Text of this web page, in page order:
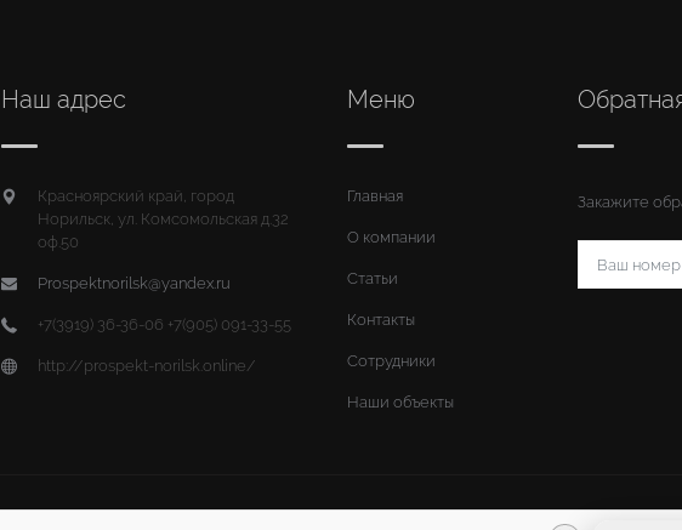
Наш адрес
Красноярский край, город
Норильск, ул. Комсомольская д.32
оф.50
Prospektnorilsk@yandex.ru
+7(3919) 36-36-06 +7(905) 091-33-55
http://prospekt-norilsk.online/
Меню
Главная
О компании
Статьи
Контакты
Сотрудники
Наши объекты
Закажите